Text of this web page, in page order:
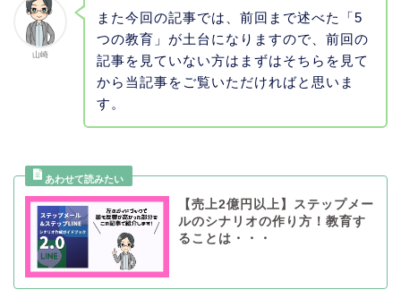
山崎
また今回の記事では、前回まで述べた「5
つの教育」が土台になりますので、前回の
記事を見ていない方はまずはそちらを見て
から当記事をご覧いただければと思いま
す。
【売上2億円以上】ステップメー
ルのシナリオの作り方！教育す
ることは・・・